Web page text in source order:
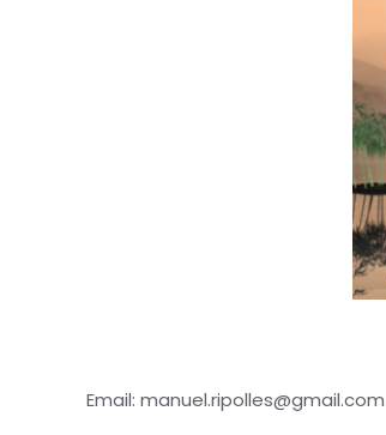
Email: manuel.ripolles@gmail.com